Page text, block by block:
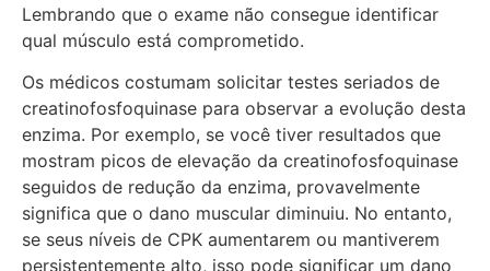
Lembrando que o exame não consegue identificar
qual músculo está comprometido.
Os médicos costumam solicitar testes seriados de
creatinofosfoquinase para observar a evolução desta
enzima. Por exemplo, se você tiver resultados que
mostram picos de elevação da creatinofosfoquinase
seguidos de redução da enzima, provavelmente
significa que o dano muscular diminuiu. No entanto,
se seus níveis de CPK aumentarem ou mantiverem
persistentemente alto, isso pode significar um dano